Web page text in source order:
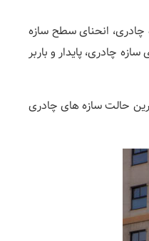
انحنای سطح سازه
چادری، پایدار و باربر
حالت سازه های چادری